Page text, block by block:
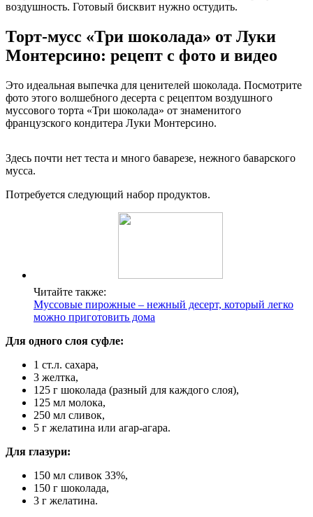
воздушность. Готовый бисквит нужно остудить.
Торт-мусс «Три шоколада» от Луки
Монтерсино: рецепт с фото и видео
Это идеальная выпечка для ценителей шоколада. Посмотрите
фото этого волшебного десерта с рецептом воздушного
муссового торта «Три шоколада» от знаменитого
французского кондитера Луки Монтерсино.
Здесь почти нет теста и много баварезе, нежного баварского
мусса.
Потребуется следующий набор продуктов.
Читайте также:
Муссовые пирожные – нежный десерт, который легко
можно приготовить дома
Для одного слоя суфле:
1 ст.л. сахара,
3 желтка,
125 г шоколада (разный для каждого слоя),
125 мл молока,
250 мл сливок,
5 г желатина или агар-агара.
Для глазури:
150 мл сливок 33%,
150 г шоколада,
3 г желатина.